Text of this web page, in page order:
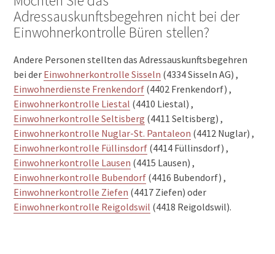
Adressauskunftsbegehren nicht bei der
Einwohnerkontrolle Büren stellen?
Andere Personen stellten das Adressauskunftsbegehren
bei der Einwohnerkontrolle Sisseln (4334 Sisseln AG) ,
Einwohnerdienste Frenkendorf (4402 Frenkendorf) ,
Einwohnerkontrolle Liestal (4410 Liestal) ,
Einwohnerkontrolle Seltisberg (4411 Seltisberg) ,
Einwohnerkontrolle Nuglar-St. Pantaleon (4412 Nuglar) ,
Einwohnerkontrolle Füllinsdorf (4414 Füllinsdorf) ,
Einwohnerkontrolle Lausen (4415 Lausen) ,
Einwohnerkontrolle Bubendorf (4416 Bubendorf) ,
Einwohnerkontrolle Ziefen (4417 Ziefen) oder
Einwohnerkontrolle Reigoldswil (4418 Reigoldswil).